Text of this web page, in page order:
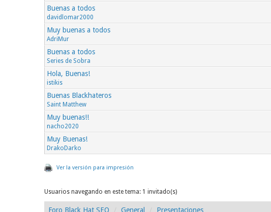
Buenas a todos
davidlomar2000
Muy buenas a todos
AdriMur
Buenas a todos
Series de Sobra
Hola, Buenas!
istikis
Buenas Blackhateros
Saint Matthew
Muy buenas!!
nacho2020
Muy Buenas!
DrakoDarko
Ver la versión para impresión
Usuarios navegando en este tema: 1 invitado(s)
Foro Black Hat SEO General Presentaciones